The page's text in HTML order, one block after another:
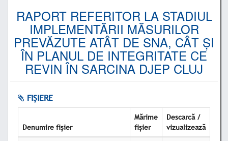
RAPORT REFERITOR LA STADIUL
IMPLEMENTĂRII MĂSURILOR
PREVĂZUTE ATÂT DE SNA, CÂT ȘI
ÎN PLANUL DE INTEGRITATE CE
REVIN ÎN SARCINA DJEP CLUJ
FIȘIERE
Denumire fișier
Mărime
fișier
Descarcă /
vizualizează